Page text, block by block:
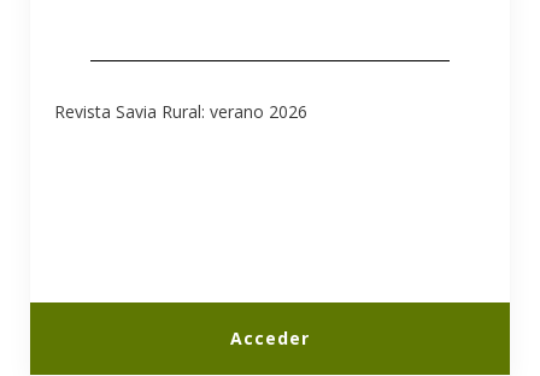
Revista Savia Rural: verano 2026
Acceder